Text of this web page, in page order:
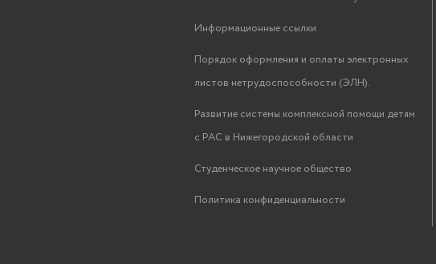
Информационные ссылки
Порядок оформления и оплаты электронных
листов нетрудоспособности (ЭЛН).
Развитие системы комплексной помощи детям
с РАС в Нижегородской области
Студенческое научное общество
Политика конфиденциальности